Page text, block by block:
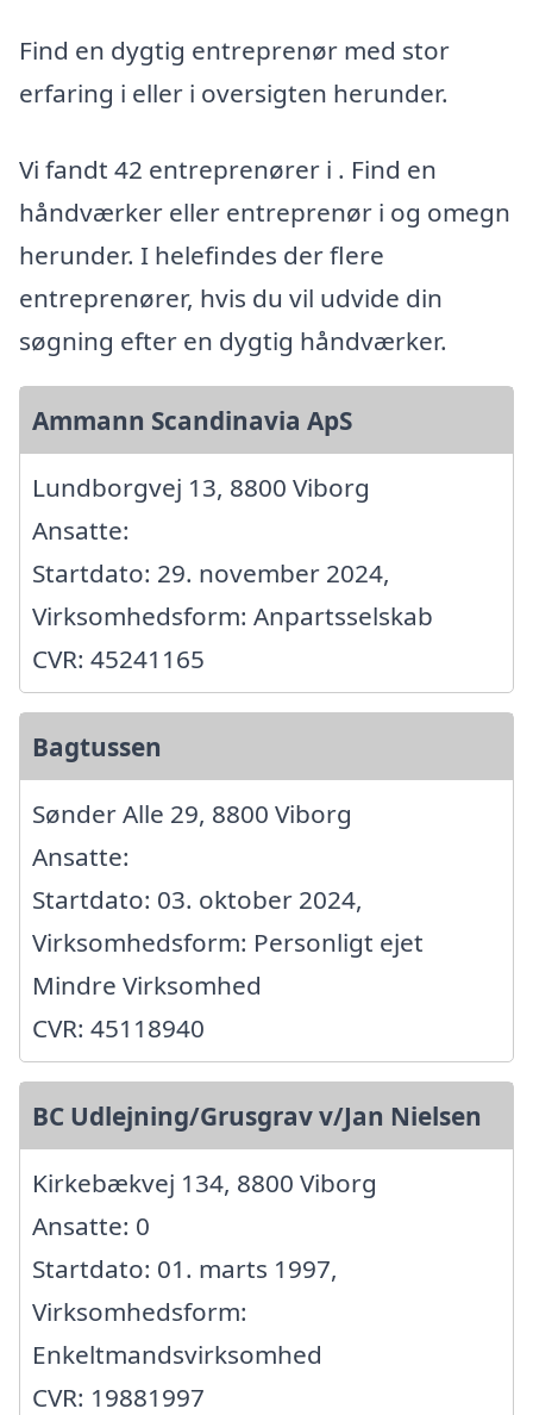
Find en dygtig entreprenør med stor
erfaring i eller i oversigten herunder.
Vi fandt 42 entreprenører i . Find en
håndværker eller entreprenør i og omegn
herunder. I helefindes der flere
entreprenører, hvis du vil udvide din
søgning efter en dygtig håndværker.
Ammann Scandinavia ApS
Lundborgvej 13, 8800 Viborg
Ansatte:
Startdato: 29. november 2024,
Virksomhedsform: Anpartsselskab
CVR: 45241165
Bagtussen
Sønder Alle 29, 8800 Viborg
Ansatte:
Startdato: 03. oktober 2024,
Virksomhedsform: Personligt ejet
Mindre Virksomhed
CVR: 45118940
BC Udlejning/Grusgrav v/Jan Nielsen
Kirkebækvej 134, 8800 Viborg
Ansatte: 0
Startdato: 01. marts 1997,
Virksomhedsform:
Enkeltmandsvirksomhed
CVR: 19881997